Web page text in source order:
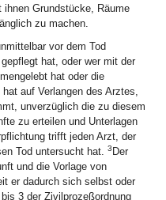
Grundstücke, Räume
zu machen.
vor dem Tod
hat, oder wer mit der
hat oder die
auf Verlangen des Arztes,
unverzüglich die zu diesem
zu erteilen und Unterlagen
trifft jeden Arzt, der
Tod untersucht hat. 3 Der
und die Vorlage von
er dadurch sich selbst oder
3 der Zivilprozeßordnung